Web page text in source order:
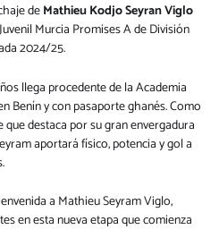
deMathieu Kodjo Seyran Viglo
Murcia Promises A de División
2024/25.
llega procedente de la Academia
Benín y con pasaporte ghanés. Como
destaca por su gran envergadura
aportará físico, potencia y gol a
a Mathieu Seyram Viglo,
en esta nueva etapa que comienza